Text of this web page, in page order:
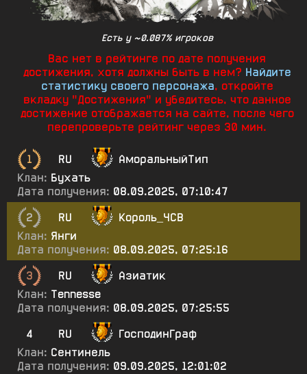
Есть у ~0.087% игроков
Вас нет в рейтинге по дате получения
достижения, хотя должны быть в нем? Найдите
статистику своего персонажа, откройте
вкладку "Достижения" и убедитесь, что данное
достижение отображается на сайте, после чего
перепроверьте рейтинг через 30 мин.
1 RU
АморальныйТип
Клан: Бухать
Дата получения: 08.09.2025, 07:10:47
2
RU
Король_ЧСВ
Клан: Янги
Дата получения: 08.09.2025, 07:25:16
3
RU
Азиатик
Клан: Tennesse
Дата получения: 08.09.2025, 07:25:55
4
RU
ГосподинГраф
Клан: Сентинель
Дата получения: 09.09.2025, 12:01:02